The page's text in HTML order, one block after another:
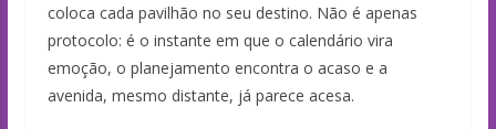
coloca cada pavilhão no seu destino. Não é apenas
protocolo: é o instante em que o calendário vira
emoção, o planejamento encontra o acaso e a
avenida, mesmo distante, já parece acesa.